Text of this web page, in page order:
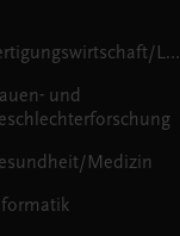
Fertigungswirtschaft/Logistik
und
Medizin